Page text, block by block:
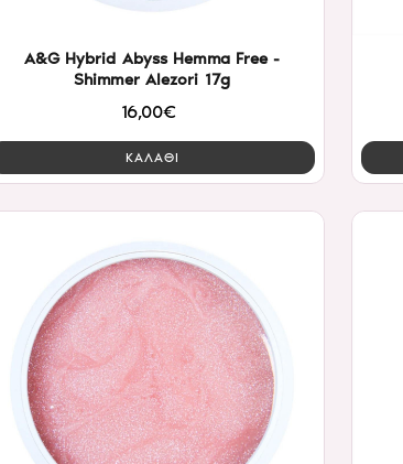
A&G Hybrid Abyss Hemma Free -
Shimmer Alezori 17g
16,00€
ΚΑΛΑΘΙ